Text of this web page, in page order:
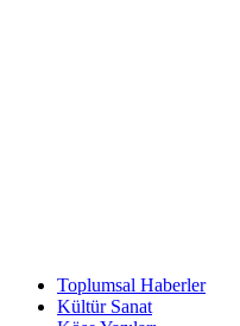
Toplumsal Haberler
Kültür Sanat